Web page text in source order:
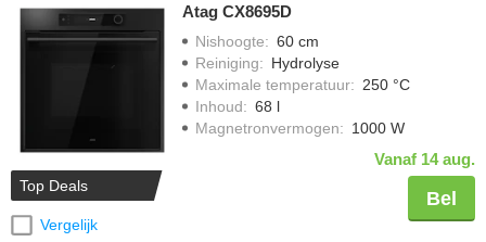
Top Deals
Vergelijk
Atag CX8695D
Nishoogte: 60 cm
Reiniging: Hydrolyse
Maximale temperatuur: 250 °C
Inhoud: 68 l
Magnetronvermogen: 1000 W
Vanaf 14 aug.
Bel